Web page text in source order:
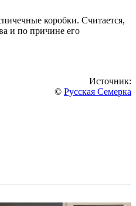
коробки. Считается,
и по причине его
Источник:
© Русская Семерка